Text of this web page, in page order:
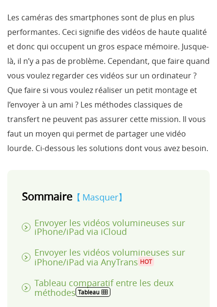
Les caméras des smartphones sont de plus en plus
performantes. Ceci signifie des vidéos de haute qualité
et donc qui occupent un gros espace mémoire. Jusque-
là, il n’y a pas de problème. Cependant, que faire quand
vous voulez regarder ces vidéos sur un ordinateur ?
Que faire si vous voulez réaliser un petit montage et
l’envoyer à un ami ? Les méthodes classiques de
transfert ne peuvent pas assurer cette mission. Il vous
faut un moyen qui permet de partager une vidéo
lourde. Ci-dessous les solutions dont vous avez besoin.
Sommaire Masquer
Envoyer les vidéos volumineuses sur
iPhone/iPad via iCloud
Envoyer les vidéos volumineuses sur
iPhone/iPad via AnyTrans HOT
Tableau comparatif entre les deux
méthodes Tableau